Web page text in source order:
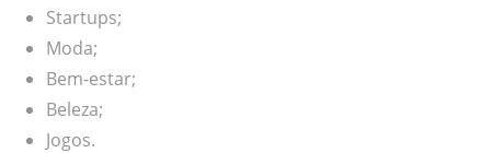
Startups;
Moda;
Bem-estar;
Beleza;
Jogos.